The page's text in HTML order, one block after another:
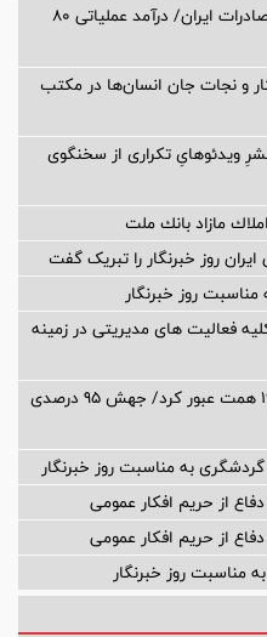
تغییر مثبت در عملکرد مالی بانک صادرات ایران/ درآمد عملیاتی 80
و نجات جان انسان‌ها در مکتب
ویدئوهایِ تکراری از سخنگوی
روز خبرنگار را تبریک گفت
روز خبرنگار
فعالیت های مدیریتی در زمینه
درآمدهای عملیاتی بانك ملت از 160 همت عبور كرد/ جهش 95 درصدی
به مناسبت روز خبرنگار
از حریم افکار عمومی
از حریم افکار عمومی
مناسبت روز خبرنگار